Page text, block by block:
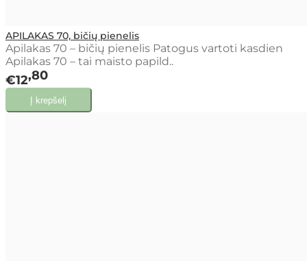
APILAKAS 70, bičių pienelis
Apilakas 70 – bičių pienelis Patogus vartoti kasdien
Apilakas 70 – tai maisto papild..
€12 80